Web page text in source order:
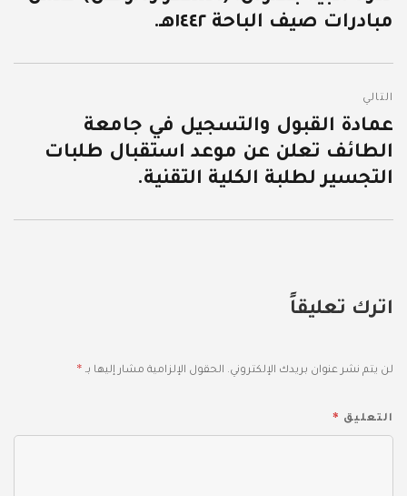
مبادرات صيف الباحة ١٤٤٢هـ.
التالي
المقالة
التالية:
عمادة القبول والتسجيل في جامعة
الطائف تعلن عن موعد استقبال طلبات
التجسير لطلبة الكلية التقنية.
اترك تعليقاً
لن يتم نشر عنوان بريدك الإلكتروني. الحقول الإلزامية مشار إليها بـ *
التعليق *